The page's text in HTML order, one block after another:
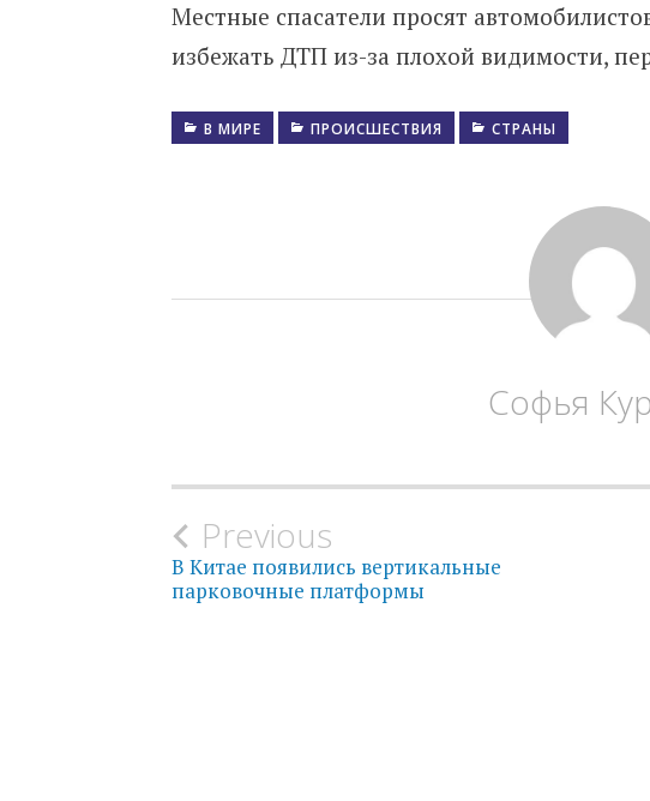
Местные спасатели просят
избежать ДТП из-за плохой видимости,
В МИРЕ ПРОИСШЕСТВИЯ СТРАНЫ
Софья
P
o
Previous
В Китае появились вертикальные
парковочные платформы